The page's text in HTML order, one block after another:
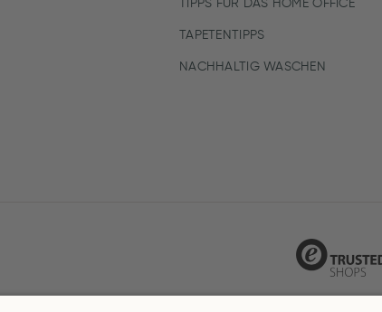
TIPPS FÜR DAS HOME OFFICE
TAPETENTIPPS
NACHHALTIG WASCHEN